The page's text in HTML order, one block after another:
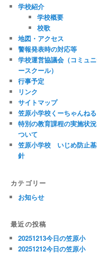
学校紹介
学校概要
校歌
地図・アクセス
警報発表時の対応等
学校運営協議会（コミュ
ースクール）
行事予定
リンク
サイトマップ
笠原小学校くーちゃんねる
特別の教育課程の実施状
ついて
笠原小学校 いじめ防止
針
カテゴリー
お知らせ
最近の投稿
20251213今日の笠原小
20251212今日の笠原小